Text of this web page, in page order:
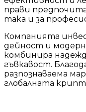
прави
така и за
Компанията
дейност и
комбинира
гъвкавост.
разпознаваема
глобалната